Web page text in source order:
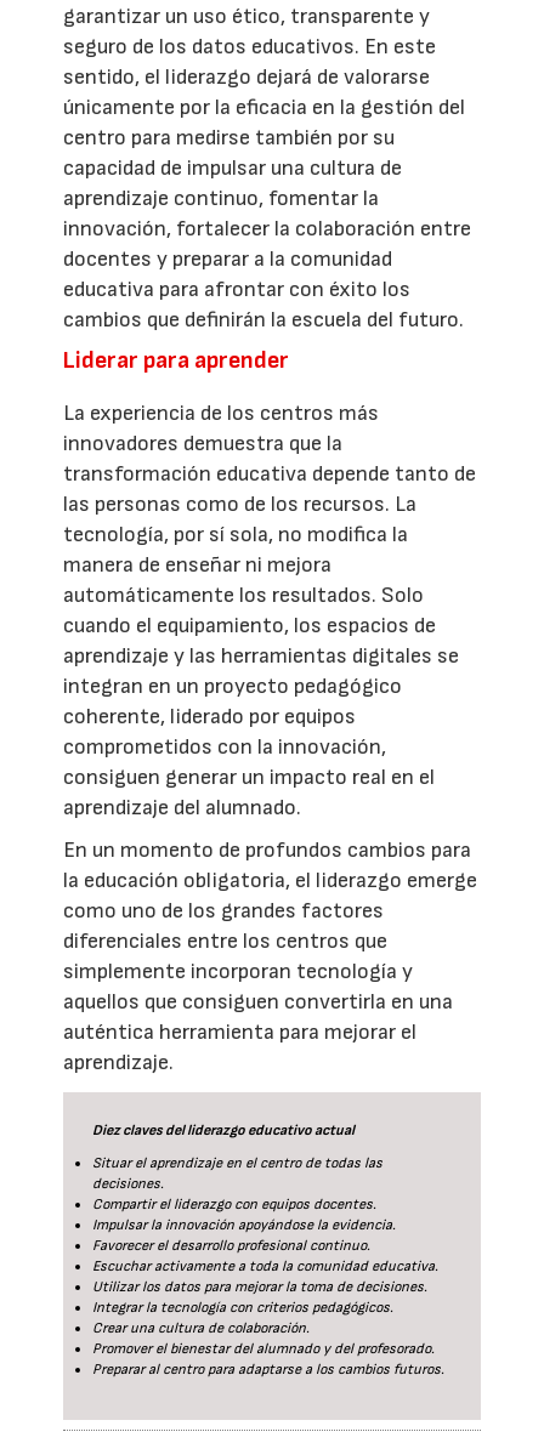
garantizar un uso ético, transparente y
seguro de los datos educativos. En este
sentido, el liderazgo dejará de valorarse
únicamente por la eficacia en la gestión del
centro para medirse también por su
capacidad de impulsar una cultura de
aprendizaje continuo, fomentar la
innovación, fortalecer la colaboración entre
docentes y preparar a la comunidad
educativa para afrontar con éxito los
cambios que definirán la escuela del futuro.
Liderar para aprender
La experiencia de los centros más
innovadores demuestra que la
transformación educativa depende tanto de
las personas como de los recursos. La
tecnología, por sí sola, no modifica la
manera de enseñar ni mejora
automáticamente los resultados. Solo
cuando el equipamiento, los espacios de
aprendizaje y las herramientas digitales se
integran en un proyecto pedagógico
coherente, liderado por equipos
comprometidos con la innovación,
consiguen generar un impacto real en el
aprendizaje del alumnado.
En un momento de profundos cambios para
la educación obligatoria, el liderazgo emerge
como uno de los grandes factores
diferenciales entre los centros que
simplemente incorporan tecnología y
aquellos que consiguen convertirla en una
auténtica herramienta para mejorar el
aprendizaje.
Diez claves del liderazgo educativo actual
Situar el aprendizaje en el centro de todas las
decisiones.
Compartir el liderazgo con equipos docentes.
Impulsar la innovación apoyándose la evidencia.
Favorecer el desarrollo profesional continuo.
Escuchar activamente a toda la comunidad educativa.
Utilizar los datos para mejorar la toma de decisiones.
Integrar la tecnología con criterios pedagógicos.
Crear una cultura de colaboración.
Promover el bienestar del alumnado y del profesorado.
Preparar al centro para adaptarse a los cambios futuros.